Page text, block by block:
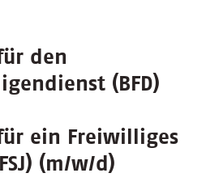
den
(BFD)
ein Freiwilliges
(m/w/d)